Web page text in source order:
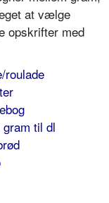
at vælge
opskrifter med
roulade
til dl